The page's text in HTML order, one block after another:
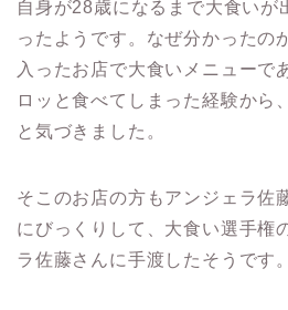
自身が28歳になるまで大食いが
ったようです。なぜ分かったの
入ったお店で大食いメニューで
ロッと食べてしまった経験から
と気づきました。
そこのお店の方もアンジェラ佐
にびっくりして、大食い選手権
ラ佐藤さんに手渡したそうです。